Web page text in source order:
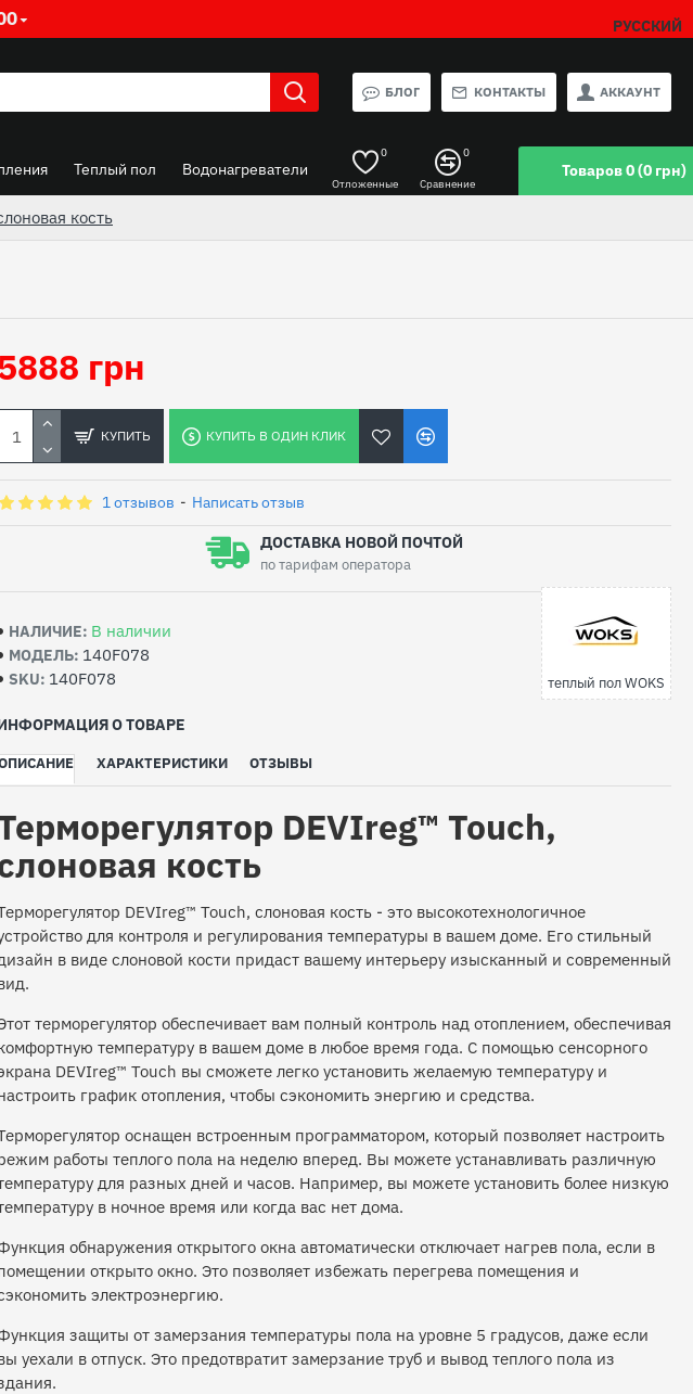
РУССКИЙ
БЛОГ КОНТАКТЫ АККАУНТ
Теплый пол Водонагреватели
Отложенные
0
Сравнение
0
Товаров 0 (0 грн)
кость
О ТОВАРЕ
ХАРАКТЕРИСТИКИ ОТЗЫВЫ
DEVIreg™ Touch,
кость
DEVIreg™ Touch, слоновая кость - это высокотехнологичное
для контроля и регулирования температуры в вашем доме. Его стильный
в виде слоновой кости придаст вашему интерьеру изысканный и современный
терморегулятор обеспечивает вам полный контроль над отоплением, обеспечивая
температуру в вашем доме в любое время года. С помощью сенсорного
DEVIreg™ Touch вы сможете легко установить желаемую температуру и
график отопления, чтобы сэкономить энергию и средства.
оснащен встроенным программатором, который позволяет настроить
работы теплого пола на неделю вперед. Вы можете устанавливать различную
для разных дней и часов. Например, вы можете установить более низкую
в ночное время или когда вас нет дома.
обнаружения открытого окна автоматически отключает нагрев пола, если в
открыто окно. Это позволяет избежать перегрева помещения и
электроэнергию.
защиты от замерзания температуры пола на уровне 5 градусов, даже если
уехали в отпуск. Это предотвратит замерзание труб и вывод теплого пола из
НАЛИЧИЕ: В наличии
МОДЕЛЬ: 140F078
SKU: 140F078 теплый пол WOKS
1 отзывов - Написать отзыв
грн
КУПИТЬ КУПИТЬ В ОДИН КЛИК
ДОСТАВКА НОВОЙ ПОЧТОЙ
по тарифам оператора